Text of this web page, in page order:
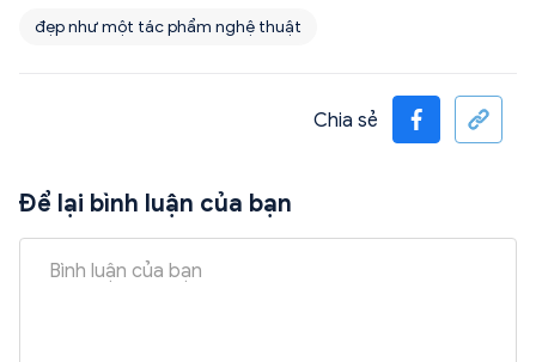
đẹp như một tác phẩm nghệ thuật
Chia sẻ
Để lại bình luận của bạn